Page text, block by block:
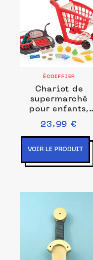
ÉCOIFFIER
Chariot de
supermarché
pour enfants,
caisse
enregistreuse et
accessoires
23.99 €
VOIR LE PRODUIT